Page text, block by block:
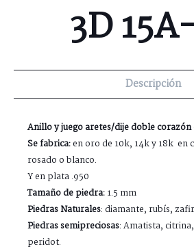
3D
Descripción
Anillo y juego aretes/dije doble corazón
Se fabrica:en oro de 10k, 14k y 18k en
rosado o blanco.
Y en plata .950
Tamaño de piedra:1.5 mm
Piedras Naturales: diamante, rubís,
Piedras semipreciosas: Amatista,
peridot.